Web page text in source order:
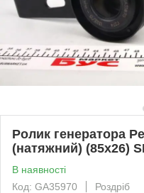
Ролик генератора
(натяжний) (85х26)
В наявності
Код: GA35970
Роздріб